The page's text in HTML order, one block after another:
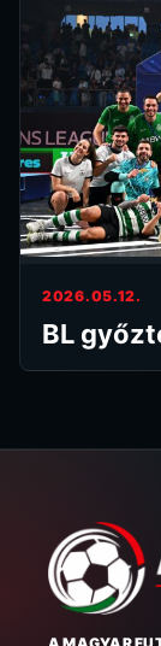
2026.05.12.
BL